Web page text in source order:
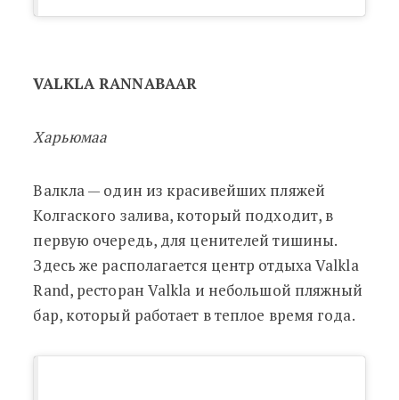
VALKLA RANNABAAR
Харьюмаа
Валкла— один из красивейших пляжей
Колгаского залива, который подходит, в
первую очередь, для ценителей тишины.
Здесь же располагается центр отдыха Valkla
Rand, ресторан Valkla и небольшой пляжный
бар, который работает в теплое время года.